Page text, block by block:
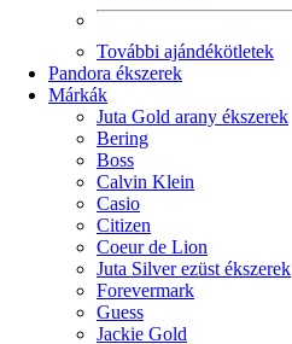
További ajándékötletek
Pandora ékszerek
Márkák
Juta Gold arany ékszerek
Bering
Boss
Calvin Klein
Casio
Citizen
Coeur de Lion
Juta Silver ezüst ékszerek
Forevermark
Guess
Jackie Gold